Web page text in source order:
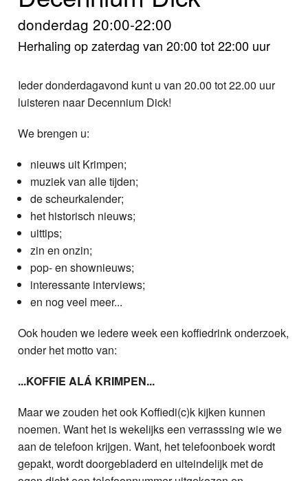
Foto's
Video
donderdag 20:00-22:00
Herhaling op zaterdag van 20:00 tot 22:00 uur
Ieder donderdagavond kunt u van 20.00 tot 22.00 uur
luisteren naar Decennium Dick!
We brengen u:
nieuws uit Krimpen;
muziek van alle tijden;
de scheurkalender;
het historisch nieuws;
uittips;
zin en onzin;
pop- en shownieuws;
interessante interviews;
en nog veel meer...
Ook houden we iedere week een koffiedrink onderzoek,
onder het motto van:
...KOFFIE ALÁ KRIMPEN...
Maar we zouden het ook Koffiedi(c)k kijken kunnen
noemen. Want het is wekelijks een verrasssing wie we
aan de telefoon krijgen. Want, het telefoonboek wordt
gepakt, wordt doorgebladerd en uiteindelijk met de